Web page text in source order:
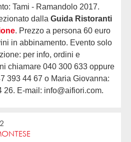
Tami - Ramandolo 2017.
dalla Guida Ristoranti
. Prezzo a persona 60 euro
in abbinamento. Evento solo
per info, ordini e
chiamare 040 300 633 oppure
393 44 67 o Maria Giovanna:
26. E-mail: info@aifiori.com.